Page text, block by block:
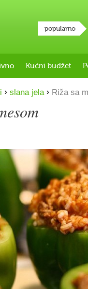
popularno
Kućni budžet
› slana jela › Riža sa